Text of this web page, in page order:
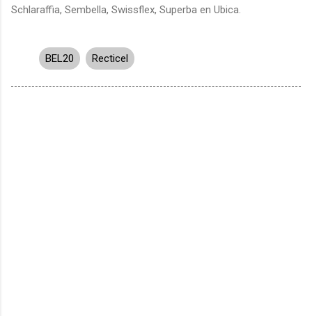
Schlaraffia, Sembella, Swissflex, Superba en Ubica.
BEL20 Recticel